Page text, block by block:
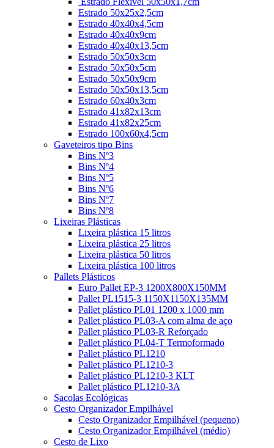
Estrado 50x25x2,5cm
Estrado 40x40x4,5cm
Estrado 40x40x9cm
Estrado 40x40x13,5cm
Estrado 50x50x3cm
Estrado 50x50x5cm
Estrado 50x50x9cm
Estrado 50x50x13,5cm
Estrado 60x40x3cm
Estrado 41x82x13cm
Estrado 41x82x25cm
Estrado 100x60x4,5cm
Gaveteiros tipo Bins
Bins Nº3
Bins Nº4
Bins Nº5
Bins Nº6
Bins Nº7
Bins Nº8
Lixeiras Plásticas
Lixeira plástica 15 litros
Lixeira plástica 25 litros
Lixeira plástica 50 litros
Lixeira plástica 100 litros
Pallets Plásticos
Euro Pallet EP-3 1200X800X150MM
Pallet PL1515-3 1150X1150X135MM
Pallet plástico PL01 1200 x 1000 mm
Pallet plástico PL03-A com alma de aço
Pallet plástico PL03-R Reforçado
Pallet plástico PL04-T Termoformado
Pallet plástico PL1210
Pallet plástico PL1210-3
Pallet plástico PL1210-3 KLT
Pallet plástico PL1210-3A
Sacolas Ecológicas
Cesto Organizador Empilhável
Cesto Organizador Empilhável (pequeno)
Cesto Organizador Empilhável (médio)
Cesto de Lixo